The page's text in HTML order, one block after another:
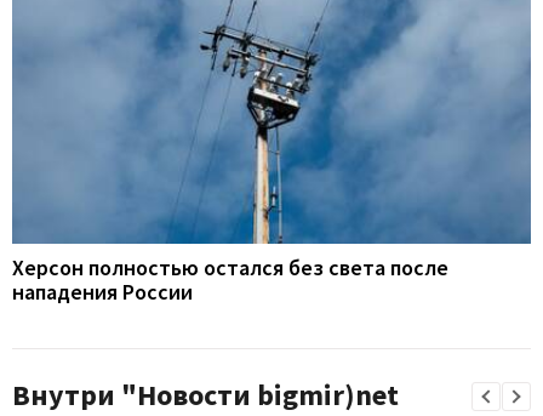
Херсон полностью остался без света после
нападения России
Внутри "Новости bigmir)net